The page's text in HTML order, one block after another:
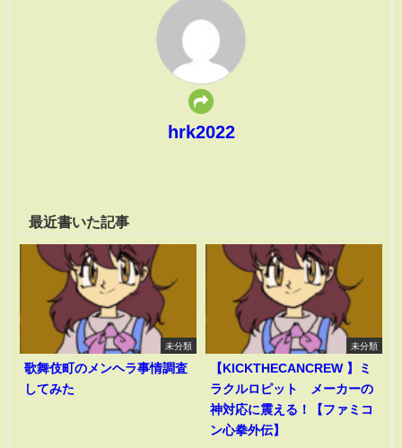
hrk2022
最近書いた記事
未分類
歌舞伎町のメンヘラ事情調査
してみた
未分類
【KICKTHECANCREW 】ミ
ラクルロピット メーカーの
神対応に震える！【ファミコ
ン心拳外伝】